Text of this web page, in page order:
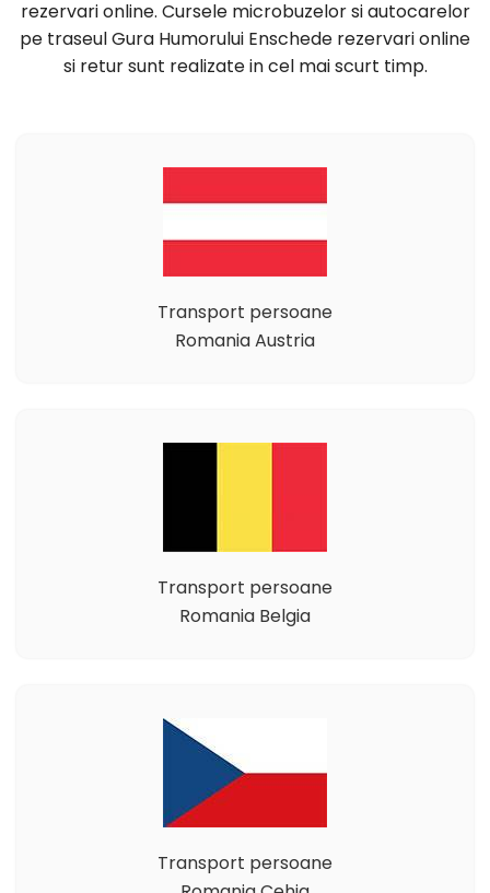
rezervari online. Cursele microbuzelor si autocarelor
pe traseul Gura Humorului Enschede rezervari online
si retur sunt realizate in cel mai scurt timp.
Transport persoane
Romania Austria
Transport persoane
Romania Belgia
Transport persoane